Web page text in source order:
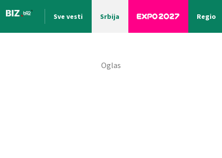
Sve vesti Srbija Region